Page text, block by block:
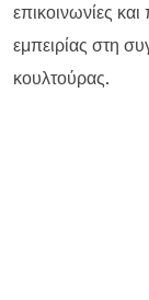
επικοινωνίες
εμπειρίας στη
κουλτούρας.